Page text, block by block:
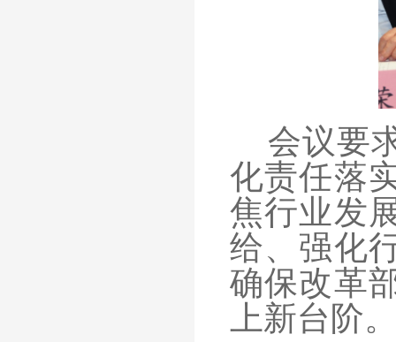
会议要
化责任落
焦行业发
给、强化
确保改革
上新台阶